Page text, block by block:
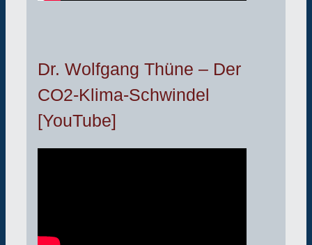
Dr. Wolfgang Thüne – Der
CO2-Klima-Schwindel
[YouTube]